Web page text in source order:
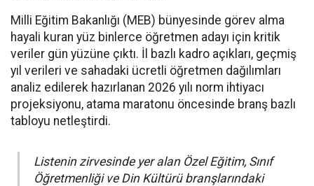
Milli Eğitim Bakanlığı (MEB) bünyesinde görev alma
hayali kuran yüz binlerce öğretmen adayı için kritik
veriler gün yüzüne çıktı. İl bazlı kadro açıkları, geçmiş
yıl verileri ve sahadaki ücretli öğretmen dağılımları
analiz edilerek hazırlanan 2026 yılı norm ihtiyacı
projeksiyonu, atama maratonu öncesinde branş bazlı
tabloyu netleştirdi.
Listenin zirvesinde yer alan Özel Eğitim, Sınıf
Öğretmenliği ve Din Kültürü branşlarındaki